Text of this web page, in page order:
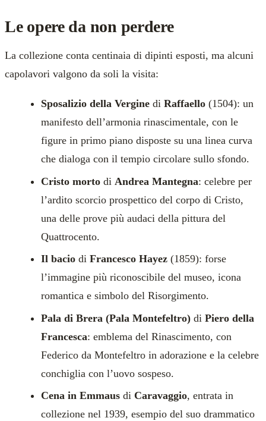
Le opere da non perdere
La collezione conta centinaia di dipinti esposti, ma alcuni
capolavori valgono da soli la visita:
Sposalizio della Verginedi Raffaello(1504): un
manifesto dell’armonia rinascimentale, con le
figure in primo piano disposte su una linea curva
che dialoga con il tempio circolare sullo sfondo.
Cristo mortodi Andrea Mantegna: celebre per
l’ardito scorcio prospettico del corpo di Cristo,
una delle prove più audaci della pittura del
Quattrocento.
Il baciodi Francesco Hayez(1859): forse
l’immagine più riconoscibile del museo, icona
romantica e simbolo del Risorgimento.
Pala di Brera (Pala Montefeltro)di Piero della
Francesca: emblema del Rinascimento, con
Federico da Montefeltro in adorazione e la celebre
conchiglia con l’uovo sospeso.
Cena in Emmausdi Caravaggio, entrata in
collezione nel 1939, esempio del suo drammatico